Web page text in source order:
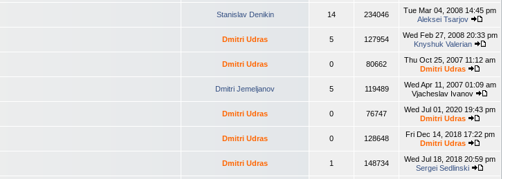
Stanislav Denikin 14 234046
Tue Mar 04, 2008 14:45 pm
Aleksei Tsarjov
Dmitri Udras 5 127954
Wed Feb 27, 2008 20:33 pm
Knyshuk Valerian
Dmitri Udras 0 80662
Thu Oct 25, 2007 11:12 am
Dmitri Udras
Dmitri Jemeljanov 5 119489
Wed Apr 11, 2007 01:09 am
Vjacheslav Ivanov
Dmitri Udras 0 76747
Wed Jul 01, 2020 19:43 pm
Dmitri Udras
Dmitri Udras 0 128648
Fri Dec 14, 2018 17:22 pm
Dmitri Udras
Dmitri Udras 1 148734
Wed Jul 18, 2018 20:59 pm
Sergei Sedlinski